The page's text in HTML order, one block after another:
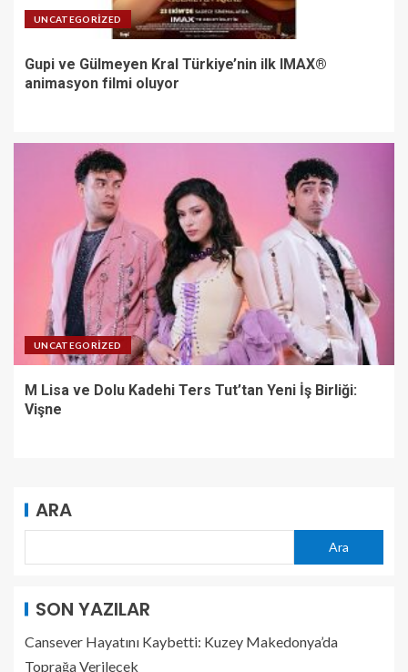
UNCATEGORIZED
Gupi ve Gülmeyen Kral Türkiye’nin ilk IMAX®
animasyon filmi oluyor
UNCATEGORIZED
M Lisa ve Dolu Kadehi Ters Tut’tan Yeni İş Birliği:
Vişne
ARA
Ara
SON YAZILAR
Cansever Hayatını Kaybetti: Kuzey Makedonya’da
Toprağa Verilecek